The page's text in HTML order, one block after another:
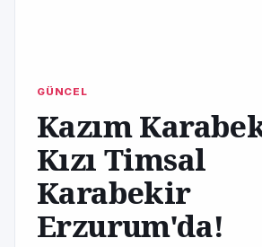
GÜNCEL
Kazım
Kızı Timsal
Karabekir
Erzurum'da!